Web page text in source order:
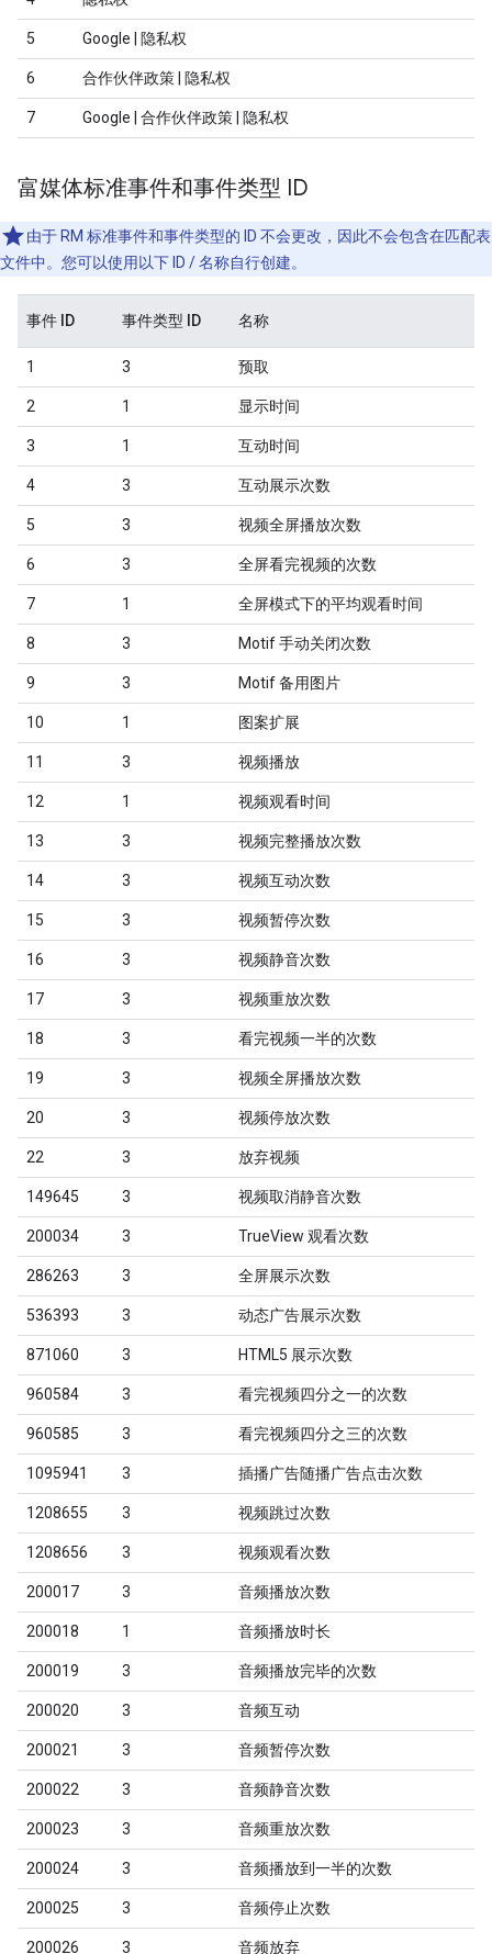
5 Google | 隐私权
6 合作伙伴政策 | 隐私权
7 Google | 合作伙伴政策 | 隐私权
富媒体标准事件和事件类型 ID
由于 RM 标准事件和事件类型的 ID 不会更改，因此不会包含在匹配表
文件中。您可以使用以下 ID / 名称自行创建。
事件 ID 事件类型 ID 名称
1 3 预取
2 1 显示时间
3 1 互动时间
4 3 互动展示次数
5 3 视频全屏播放次数
6 3 全屏看完视频的次数
7 1 全屏模式下的平均观看时间
8 3 Motif 手动关闭次数
9 3 Motif 备用图片
10 1 图案扩展
11 3 视频播放
12 1 视频观看时间
13 3 视频完整播放次数
14 3 视频互动次数
15 3 视频暂停次数
16 3 视频静音次数
17 3 视频重放次数
18 3 看完视频一半的次数
19 3 视频全屏播放次数
20 3 视频停放次数
22 3 放弃视频
149645 3 视频取消静音次数
200034 3 TrueView 观看次数
286263 3 全屏展示次数
536393 3 动态广告展示次数
871060 3 HTML5 展示次数
960584 3 看完视频四分之一的次数
960585 3 看完视频四分之三的次数
1095941 3 插播广告随播广告点击次数
1208655 3 视频跳过次数
1208656 3 视频观看次数
200017 3 音频播放次数
200018 1 音频播放时长
200019 3 音频播放完毕的次数
200020 3 音频互动
200021 3 音频暂停次数
200022 3 音频静音次数
200023 3 音频重放次数
200024 3 音频播放到一半的次数
200025 3 音频停止次数
200026 3 音频放弃